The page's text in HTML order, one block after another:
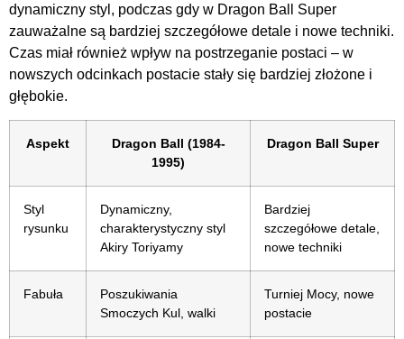
dynamiczny styl, podczas gdy w Dragon Ball Super
zauważalne są bardziej szczegółowe detale i nowe techniki.
Czas miał również wpływ na postrzeganie postaci – w
nowszych odcinkach postacie stały się bardziej złożone i
głębokie.
Aspekt
Dragon Ball (1984-
1995)
Dragon Ball Super
Styl
rysunku
Dynamiczny,
charakterystyczny styl
Akiry Toriyamy
Bardziej
szczegółowe detale,
nowe techniki
Fabuła
Poszukiwania
Smoczych Kul, walki
Turniej Mocy, nowe
postacie